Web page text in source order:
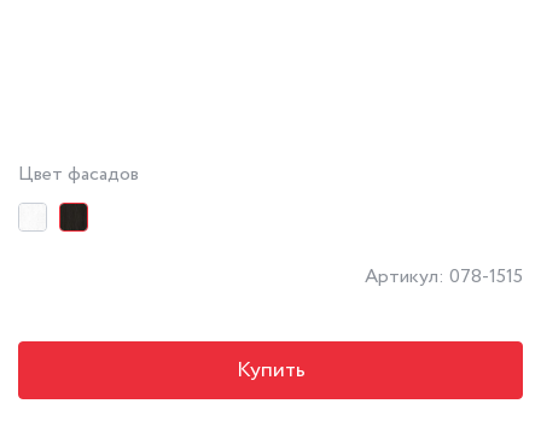
Цвет фасадов
Артикул: 078-1515
Купить